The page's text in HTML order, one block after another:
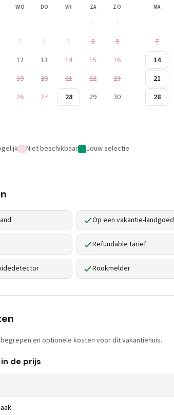
WO DO VR ZA ZO
1
2
5 6 7 8
9
12 13 14 15
16
19 20 21 22
23
26 27 28 29
30
MA
7
14
21
28
Niet beschikbaar Jouw selectie
Op een vakantie-landgoed
Refundable tarief
Rookmelder
en optionele kosten voor dit vakantiehuis.
de prijs